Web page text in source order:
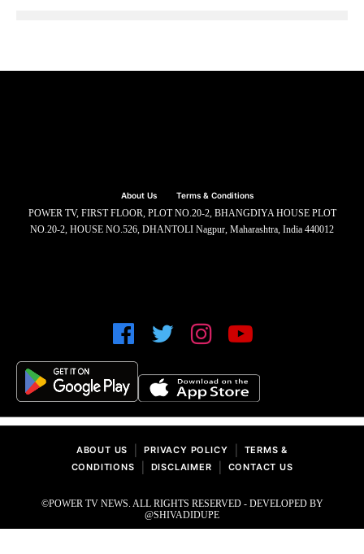
About Us Terms & Conditions
POWER TV, FIRST FLOOR, PLOT NO.20-2, BHANGDIYA HOUSE PLOT
NO.20-2, HOUSE NO.526, DHANTOLI Nagpur, Maharashtra, India 440012
ABOUT US PRIVACY POLICY
TERMS &
CONDITIONS
DISCLAIMER CONTACT US
©POWER TV NEWS. ALL RIGHTS RESERVED - DEVELOPED BY
@SHIVADIDUPE